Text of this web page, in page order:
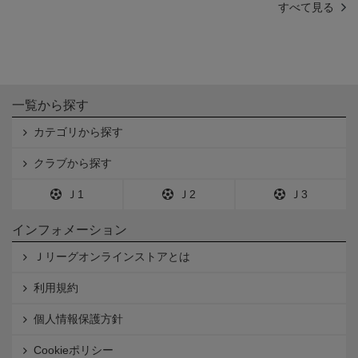
すべて見る
一覧から探す
カテゴリから探す
クラブから探す
Ｊ1 Ｊ2 Ｊ3
インフォメーション
Ｊリーグオンラインストアとは
利用規約
個人情報保護方針
Cookieポリシー